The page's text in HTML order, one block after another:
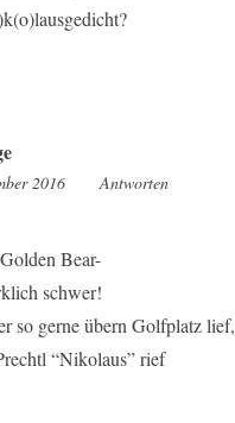
2016 9:54
Antworten
Bear-
schwer!
so gerne übern Golfplatz lief,
“Nikolaus” rief